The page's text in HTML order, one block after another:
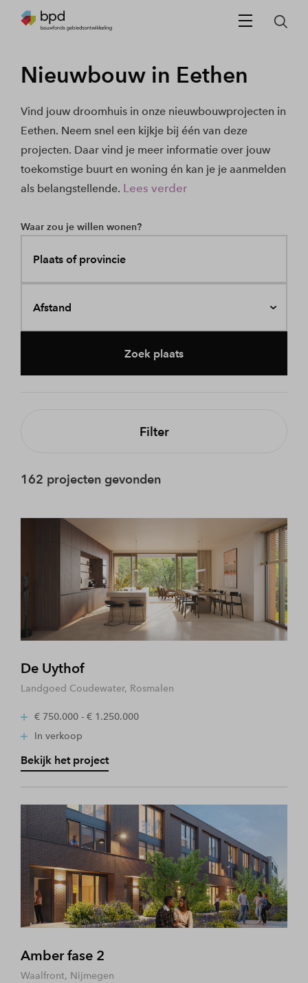
Nieuwbouw in Eethen
Vind jouw droomhuis in onze nieuwbouwprojecten in
Eethen. Neem snel een kijkje bij één van deze
projecten. Daar vind je meer informatie over jouw
toekomstige buurt en woning én kan je je aanmelden
als belangstellende. Lees verder
Waar zou je willen wonen?
Plaats of provincie
Afstand
Zoek plaats
Filter
162 projecten gevonden
De Uythof
Landgoed Coudewater, Rosmalen
€ 750.000 - € 1.250.000
In verkoop
Bekijk het project
Amber fase 2
Waalfront, Nijmegen